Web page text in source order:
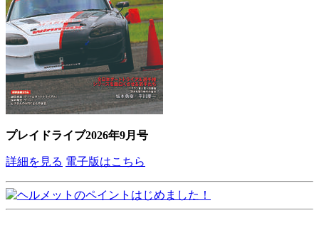
プレイドライブ2026年9月号
詳細を見る 電子版はこちら